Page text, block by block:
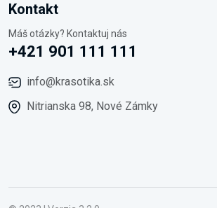
Kontakt
Máš otázky? Kontaktuj nás
+421 901 111 111
info@krasotika.sk
Nitrianska 98, Nové Zámky